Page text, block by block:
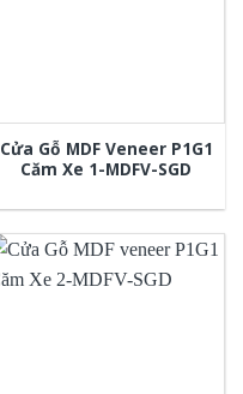
Cửa Gỗ MDF Veneer P1G1
Căm Xe 1-MDFV-SGD